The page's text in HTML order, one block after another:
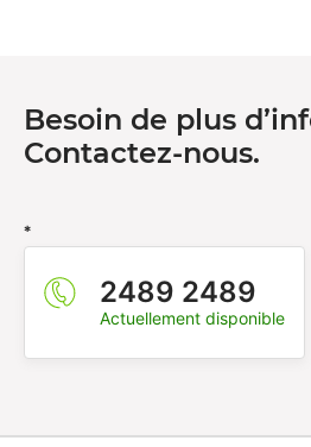
Besoin de plus
Contactez-nous.
*
2489 2489
Actuellement disponible